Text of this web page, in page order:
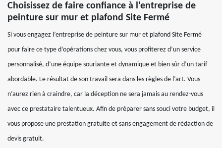
Choisissez de faire confiance à l’entreprise de
peinture sur mur et plafond Site Fermé
Si vous engagez l’entreprise de peinture sur mur et plafond Site Fermé
pour faire ce type d’opérations chez vous, vous profiterez d’un service
personnalisé, d’une équipe souriante et dynamique et bien sûr d’un tarif
abordable. Le résultat de son travail sera dans les règles de l’art. Vous
n’aurez rien à craindre, car la déception ne sera jamais au rendez-vous
avec ce prestataire talentueux. Afin de préparer sans souci votre budget, il
vous propose une prestation gratuite et sans engagement de rédaction de
devis gratuit.